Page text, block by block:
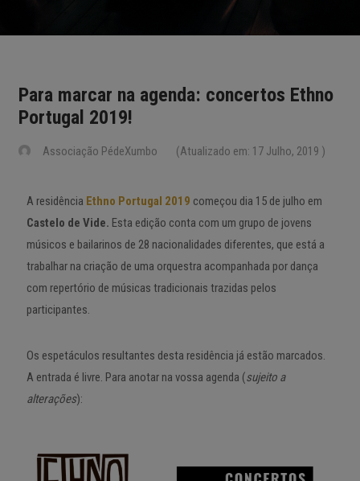
Para marcar na agenda: concertos Ethno
Portugal 2019!
Associação PédeXumbo (Atualizado em: 17 Julho, 2019 )
A residência Ethno Portugal 2019 começou dia 15 de julho em
Castelo de Vide. Esta edição conta com um grupo de jovens
músicos e bailarinos de 28 nacionalidades diferentes, que está a
trabalhar na criação de uma orquestra acompanhada por dança
com repertório de músicas tradicionais trazidas pelos
participantes.
Os espetáculos resultantes desta residência já estão marcados.
A entrada é livre. Para anotar na vossa agenda (sujeito a
alterações):